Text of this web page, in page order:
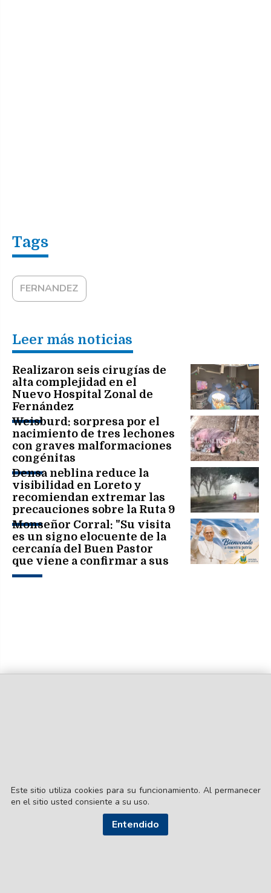
FERNANDEZ
Leer más noticias
Realizaron seis cirugías de
alta complejidad en el
Nuevo Hospital Zonal de
Fernández
Weisburd: sorpresa por el
nacimiento de tres lechones
con graves malformaciones
congénitas
Densa neblina reduce la
visibilidad en Loreto y
recomiendan extremar las
precauciones sobre la Ruta 9
Monseñor Corral: "Su visita
es un signo elocuente de la
cercanía del Buen Pastor
que viene a confirmar a sus
hermanos en la fe"
Este sitio utiliza cookies para su funcionamiento. Al permanecer
en el sitio usted consiente a su uso.
Entendido